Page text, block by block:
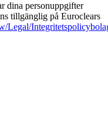
dina personuppgifter
tillgänglig på Euroclears
Legal/